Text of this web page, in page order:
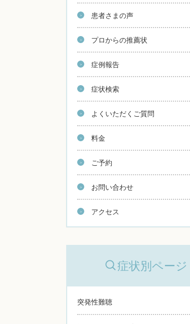
患者さまの声
プロからの推薦状
症例報告
症状検索
よくいただくご質問
料金
ご予約
お問い合わせ
アクセス
症状別ページ
突発性難聴